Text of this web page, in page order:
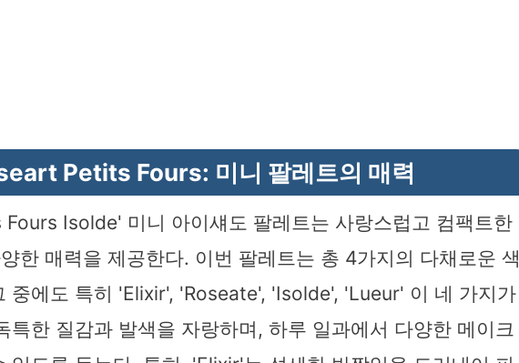
Petits Fours: 미니 팔레트의 매력
Isolde' 미니 아이섀도 팔레트는 사랑스럽고 컴팩트한
한 매력을 제공한다. 이번 팔레트는 총 4가지의 다채로운 색
중에도 특히 'Elixir', 'Roseate', 'Isolde', 'Lueur' 이 네 가지가
특한 질감과 발색을 자랑하며, 하루 일과에서 다양한 메이크